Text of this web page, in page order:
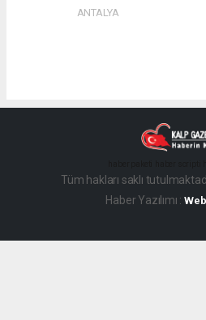
ANTALYA
Tüm hakları saklı
Haber Yazılımı :